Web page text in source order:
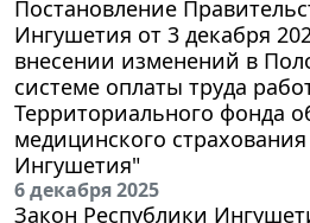
Постановление
Ингушетия от 3 декабря
внесении изменений в
системе оплаты труда
Территориального фонда
медицинского
Ингушетия"
6 декабря 2025
Закон Республики